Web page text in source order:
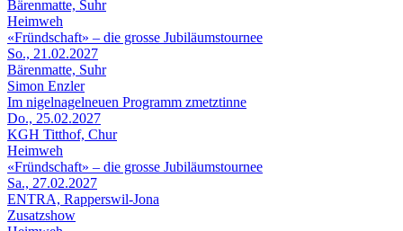
Bärenmatte, Suhr
Heimweh
«Fründschaft» – die grosse Jubiläumstournee
So., 21.02.2027
Bärenmatte, Suhr
Simon Enzler
Im nigelnagelneuen Programm zmetztinne
Do., 25.02.2027
KGH Titthof, Chur
Heimweh
«Fründschaft» – die grosse Jubiläumstournee
Sa., 27.02.2027
ENTRA, Rapperswil-Jona
Zusatzshow